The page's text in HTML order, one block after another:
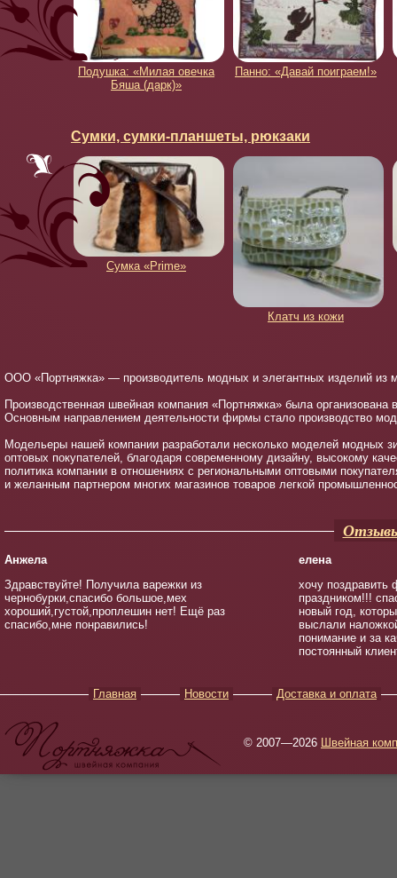
Подушка: «Милая овечка
Бяша (дарк)»
Панно: «Давай поиграем!»
Сумки, сумки-планшеты, рюкзаки
Сумка «Prime»
Клатч из кожи
ООО «Портняжка» — производитель модных и элегантных изделий из
Производственная швейная компания «Портняжка» была
Основным направлением деятельности фирмы стало производство
Модельеры нашей компании разработали несколько моделей модных
оптовых покупателей, благодаря современному дизайну, высокому
политика компании в отношениях с региональными оптовыми
и желанным партнером многих магазинов товаров легкой
Анжела
Здравствуйте! Получила варежки из
чернобурки,спасибо большое,мех
хороший,густой,проплешин нет! Ещё раз
спасибо,мне понравились!
елена
хочу
праздником!!!
новый год,
выслали
понимание и за
постоянный
Главная Новости Доставка и оплата
© 2007—2026 Швейная